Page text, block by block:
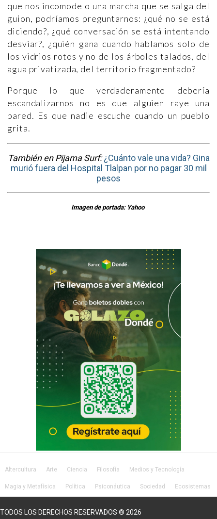
que nos incomode o una marcha que se salga del
guion, podríamos preguntarnos: ¿qué no se está
diciendo?, ¿qué conversación se está intentando
desviar?, ¿quién gana cuando hablamos solo de
los vidrios rotos y no de los árboles talados, del
agua privatizada, del territorio fragmentado?
Porque lo que verdaderamente debería
escandalizarnos no es que alguien raye una
pared. Es que nadie escuche cuando un pueblo
grita.
También en Pijama Surf:¿Cuánto vale una vida? Gina
murió fuera del Hospital Tlalpan por no pagar 30 mil
pesos
Imagen de portada: Yahoo
Altercultura Arte Ciencia Filosofía Medios y Tecnología
Magia y Metafísica Política Psiconáutica Sociedad Ecosistemas
TODOS LOS DERECHOS RESERVADOS ® 2026